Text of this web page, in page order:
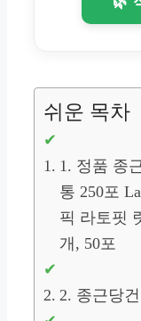
쉬운 목차
1. 정품 종
통 250포
픽 라토핏
개, 50포
2. 종근당